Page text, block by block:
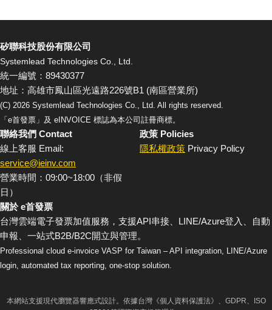
矽聯科技股份有限公司
Systemlead Technologies Co., Ltd.
統一編號：89430377
地址：高雄市鳳山區光遠路226號B1 (南區營業所)
(C) 2026 Systemlead Technologies Co., Ltd. All rights reserved.
「e首發票」及 eINVOICE 標誌為本公司註冊商標。
聯絡我們 Contact
線上客服 Email:
service@ieinv.com
營業時間：09:00~18:00（非假
日）
政策 Policies
隱私權政策 Privacy Policy
關於 e首發票
台灣雲端電子發票加值服務，支援API串接、LINE/Azure登入、自動
申報、一站式B2B/B2C開立與管理。
Professional cloud e-invoice VASP for Taiwan – API integration, LINE/Azure
login, automated tax reporting, one-stop solution.
本網站支援現代瀏覽器響應式設計。依據台灣《個人資料保護法》、GDPR、ISO